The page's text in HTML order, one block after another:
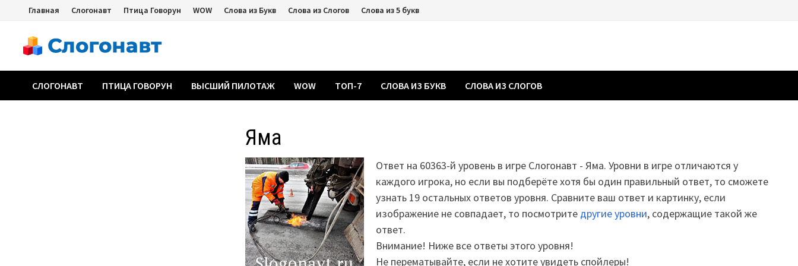
Перейти
содержимому
Главная Слогонавт Птица Говорун WOW Слова из Букв Слова из Слогов Слова из 5 букв
СЛОГОНАВТ ПТИЦА ГОВОРУН ВЫСШИЙ ПИЛОТАЖ WOW ТОП-7 СЛОВА ИЗ БУКВ СЛОВА ИЗ СЛОГОВ
Яма
Ответ на 60363-й уровень в игре Слогонавт - Яма. Уровни в игре отличаются у
каждого игрока, но если вы подберёте хотя бы один правильный ответ, то сможете
узнать 19 остальных ответов уровня. Сравните ваш ответ и картинку, если
изображение не совпадает, то посмотрите другие уровни, содержащие такой же
ответ.
Внимание! Ниже все ответы этого уровня!
Не перематывайте, если не хотите увидеть спойлеры!